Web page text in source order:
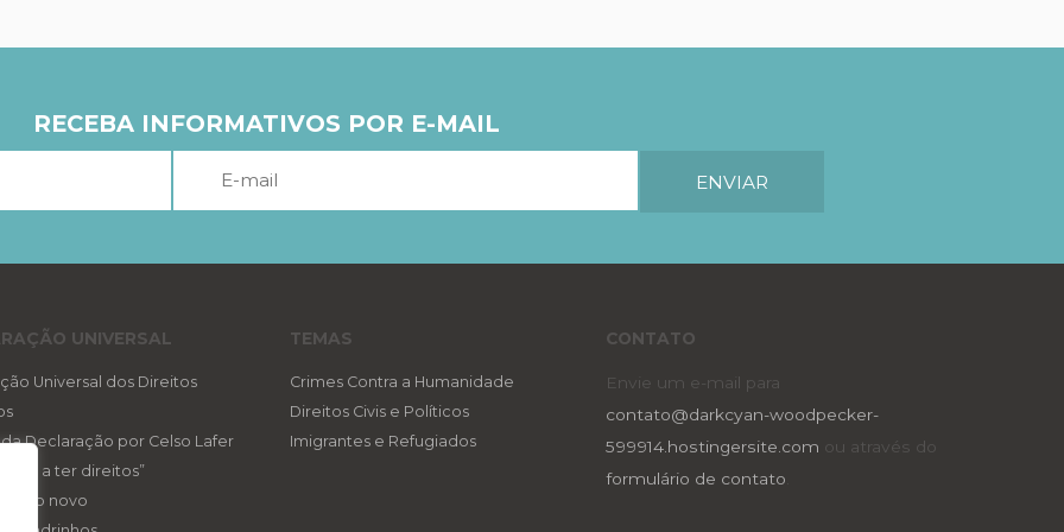
RECEBA INFORMATIVOS POR E-MAIL
UNIVERSAL
Universal dos Direitos
Declaração por Celso Lafer
a ter direitos”
novo
TEMAS
Crimes Contra a Humanidade
Direitos Civis e Políticos
Imigrantes e Refugiados
CONTATO
Envie um e-mail para
contato@darkcyan-woodpecker-
599914.hostingersite.com ou através do
formulário de contato